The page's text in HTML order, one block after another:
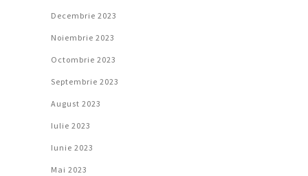
Decembrie 2023
Noiembrie 2023
Octombrie 2023
Septembrie 2023
August 2023
Iulie 2023
Iunie 2023
Mai 2023